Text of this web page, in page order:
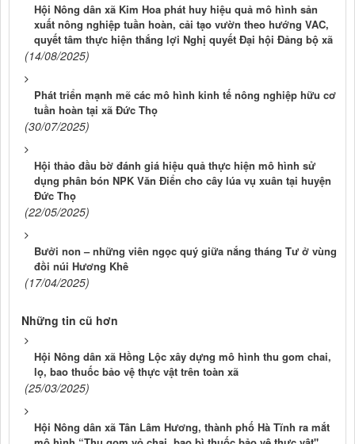
Hội Nông dân xã Kim Hoa phát huy hiệu quả mô hình sản
xuất nông nghiệp tuần hoàn, cải tạo vườn theo hướng VAC,
quyết tâm thực hiện thắng lợi Nghị quyết Đại hội Đảng bộ xã
(14/08/2025)
Phát triển mạnh mẽ các mô hình kinh tế nông nghiệp hữu cơ
tuần hoàn tại xã Đức Thọ
(30/07/2025)
Hội thảo đầu bờ đánh giá hiệu quả thực hiện mô hình sử
dụng phân bón NPK Văn Điển cho cây lúa vụ xuân tại huyện
Đức Thọ
(22/05/2025)
Bưởi non – những viên ngọc quý giữa nắng tháng Tư ở vùng
đồi núi Hương Khê
(17/04/2025)
Những tin cũ hơn
Hội Nông dân xã Hồng Lộc xây dựng mô hình thu gom chai,
lọ, bao thuốc bảo vệ thực vật trên toàn xã
(25/03/2025)
Hội Nông dân xã Tân Lâm Hương, thành phố Hà Tĩnh ra mắt